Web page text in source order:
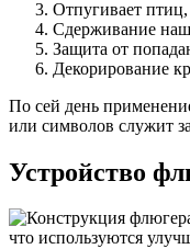
Отпугивает
Сдерживание
Защита от
Декорирование
По сей день
или символов служит
Устройство
что используются